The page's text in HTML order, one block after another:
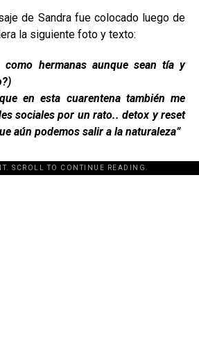
de Sandra fue colocado luego de
la siguiente foto y texto:
como hermanas aunque sean tía y
en esta cuarentena también me
sociales por un rato.. detox y reset
aún podemos salir a la naturaleza”
SCROLL TO CONTINUE READING.
id="243463"]